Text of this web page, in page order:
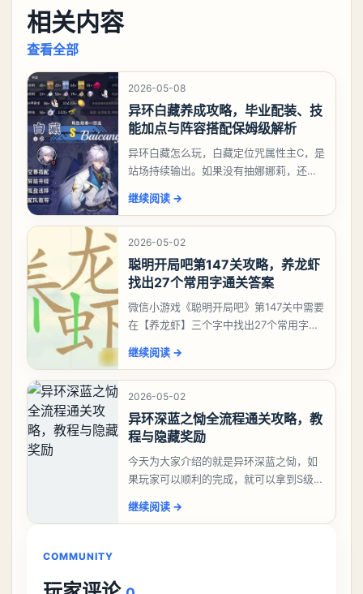
相关内容
查看全部
2026-05-08
异环白藏养成攻略，毕业配装、技
能加点与阵容搭配保姆级解析
异环白藏怎么玩，白藏定位咒属性主C，是
站场持续输出。如果没有抽娜娜莉，还没
有娜娜莉缺另外一个二队C想打深渊也可以
考虑养个白藏
继续阅读 →
2026-05-02
聪明开局吧第147关攻略，养龙虾
找出27个常用字通关答案
微信小游戏《聪明开局吧》第147关中需要
在【养龙虾】三个字中找出27个常用字，
大、夫、夰、巾、中、虫、下、虾、卜、
囗、吓、卟、
继续阅读 →
2026-05-02
异环深蓝之恸全流程通关攻略，教
程与隐藏奖励
今天为大家介绍的就是异环深蓝之恸，如
果玩家可以顺利的完成，就可以拿到S级弧
比较高的，对于那些新手玩家并不建议直
继续阅读 →
COMMUNITY